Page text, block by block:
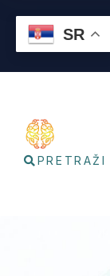
Radno vreme
PRETRAŽI
SR